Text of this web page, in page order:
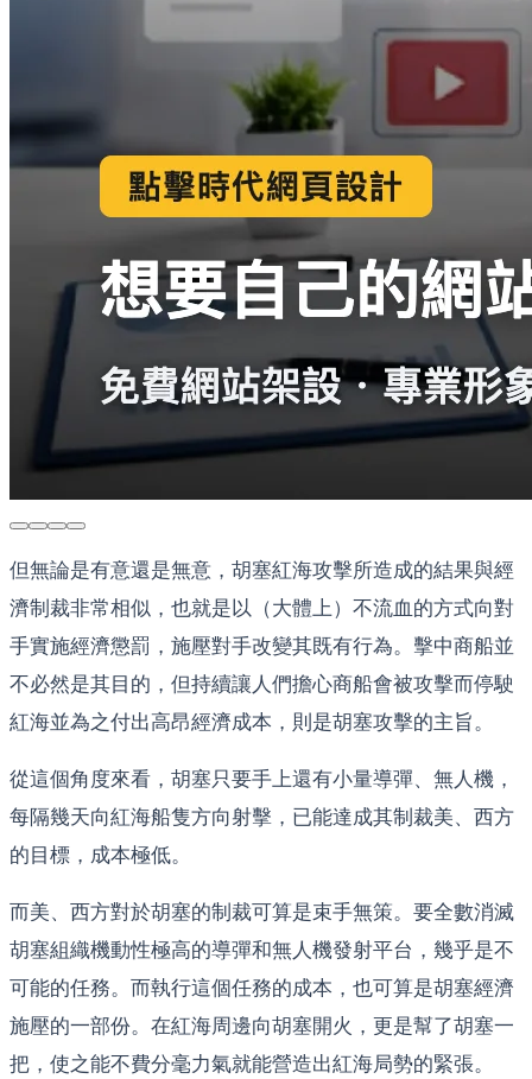
但無論是有意還是無意，胡塞紅海攻擊所造成的結果與經
濟制裁非常相似，也就是以（大體上）不流血的方式向對
手實施經濟懲罰，施壓對手改變其既有行為。擊中商船並
不必然是其目的，但持續讓人們擔心商船會被攻擊而停駛
紅海並為之付出高昂經濟成本，則是胡塞攻擊的主旨。
從這個角度來看，胡塞只要手上還有小量導彈、無人機，
每隔幾天向紅海船隻方向射擊，已能達成其制裁美、西方
的目標，成本極低。
而美、西方對於胡塞的制裁可算是束手無策。要全數消滅
胡塞組織機動性極高的導彈和無人機發射平台，幾乎是不
可能的任務。而執行這個任務的成本，也可算是胡塞經濟
施壓的一部份。在紅海周邊向胡塞開火，更是幫了胡塞一
把，使之能不費分毫力氣就能營造出紅海局勢的緊張。